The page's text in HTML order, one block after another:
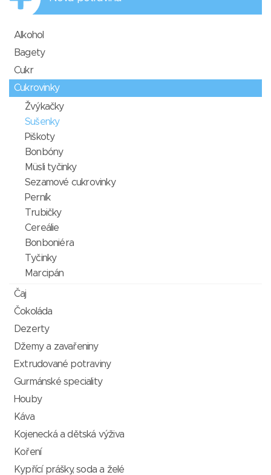
Alkohol
Bagety
Cukr
Cukrovinky
Žvýkačky
Sušenky
Piškoty
Bonbóny
Müsli tyčinky
Sezamové cukrovinky
Perník
Trubičky
Cereálie
Bonboniéra
Tyčinky
Marcipán
Čaj
Čokoláda
Dezerty
Džemy a zavařeniny
Extrudované potraviny
Gurmánské speciality
Houby
Káva
Kojenecká a dětská výživa
Koření
Kypřící prášky, soda a želé